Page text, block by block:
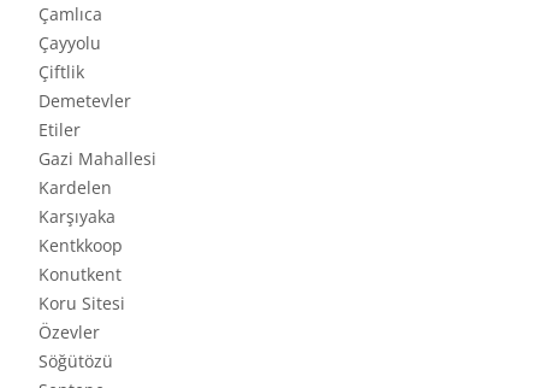
Çamlıca
Çayyolu
Çiftlik
Demetevler
Etiler
Gazi Mahallesi
Kardelen
Karşıyaka
Kentkkoop
Konutkent
Koru Sitesi
Özevler
Söğütözü